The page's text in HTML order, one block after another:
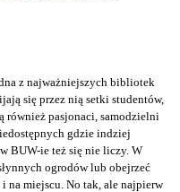
z najważniejszych bibliotek
się przez nią setki studentów,
również pasjonaci, samodzielni
gdzie indziej
BUW-ie też się nie liczy. W
ogrodów lub obejrzeć
na miejscu. No tak, ale najpierw